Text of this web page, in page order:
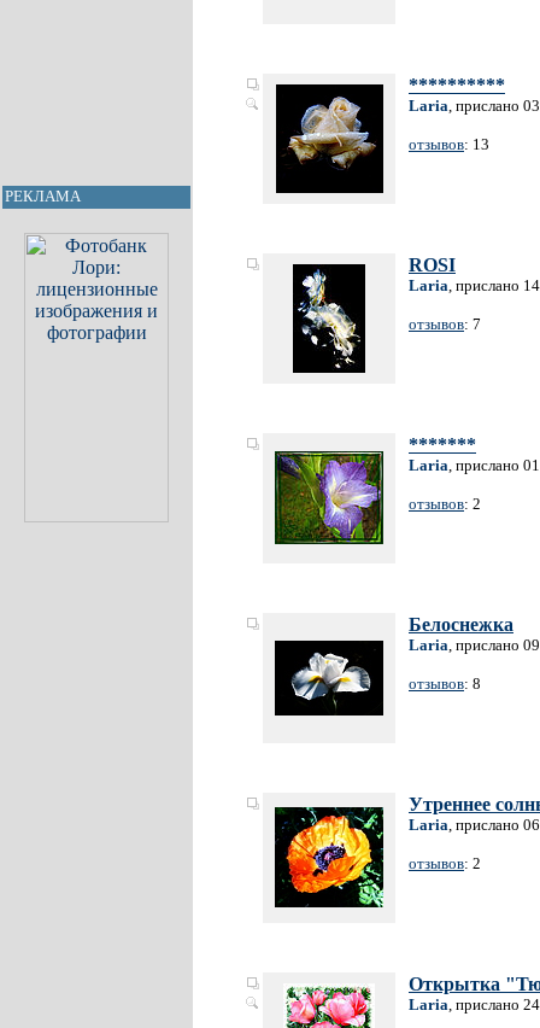
РЕКЛАМА
**********
Laria, прислано
отзывов: 13
ROSI
Laria, прислано
отзывов: 7
*******
Laria, прислано
отзывов: 2
Белоснежка
Laria, прислано
отзывов: 8
Утреннее
Laria, прислано
отзывов: 2
Открытка
Laria, прислано